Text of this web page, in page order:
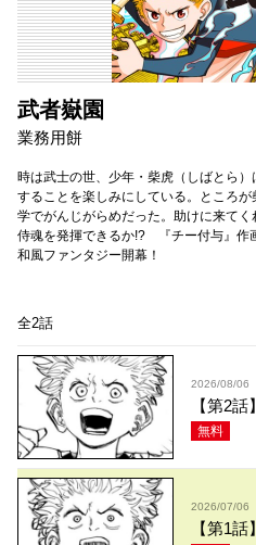
武者嶽園
業務用餅
時は武士の世、少年・柴虎（しばとら
することを楽しみにしている。ところ
学でがんじがらめだった。助けに来て
侍魂を発揮できるか!? 『チー付与』作
和風ファンタジー開幕！
全2話
2026/08/06
【第2
無料
2026/07/06
【第1